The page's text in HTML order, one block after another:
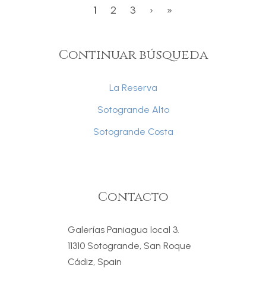
1 2 3 › »
Continuar búsqueda
La Reserva
Sotogrande Alto
Sotogrande Costa
Contacto
Galerías Paniagua local 3.
11310 Sotogrande, San Roque
Cádiz, Spain